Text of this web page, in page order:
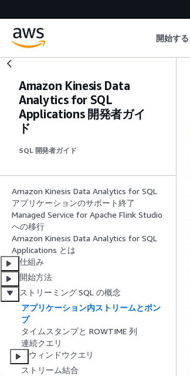
開始する
Amazon Kinesis Data
Analytics for SQL
Applications 開発者ガイ
ド
SQL 開発者ガイド
Amazon Kinesis Data Analytics for SQL
アプリケーションのサポート終了
Managed Service for Apache Flink Studio
への移行
Amazon Kinesis Data Analytics for SQL
Applications とは
仕組み
開始方法
ストリーミング SQL の概念
アプリケーション内ストリームとポン
プ
タイムスタンプと ROWTIME 列
連続クエリ
ウィンドウクエリ
ストリーム結合